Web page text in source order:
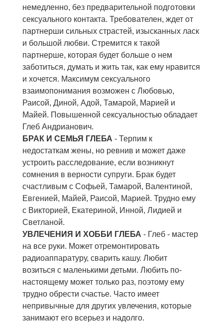
немедленно, без предварительной подготовки
сексуального контакта. Требователен, ждет от
партнерши сильных страстей, изысканных ласк
и большой любви. Стремится к такой
партнерше, которая будет больше о нем
заботиться, думать и жить так, как ему нравится
и хочется. Максимум сексуального
взаимопонимания возможен с Любовью,
Раисой, Диной, Адой, Тамарой, Марией и
Майей. Повышенной сексуальностью обладает
Глеб Андрианович.
БРАК И СЕМЬЯ ГЛЕБА - Терпим к
недостаткам жены, но ревнив и может даже
устроить расследование, если возникнут
сомнения в верности супруги. Брак будет
счастливым с Софьей, Тамарой, Валентиной,
Евгенией, Майей, Раисой, Марией. Трудно ему
с Викторией, Екатериной, Инной, Лидией и
Светланой.
УВЛЕЧЕНИЯ И ХОББИ ГЛЕБА - Глеб - мастер
на все руки. Может отремонтировать
радиоаппаратуру, сварить кашу. Любит
возиться с маленькими детьми. Любить по-
настоящему может только раз, поэтому ему
трудно обрести счастье. Часто имеет
непривычные для других увлечения, которые
занимают его всерьез и надолго.